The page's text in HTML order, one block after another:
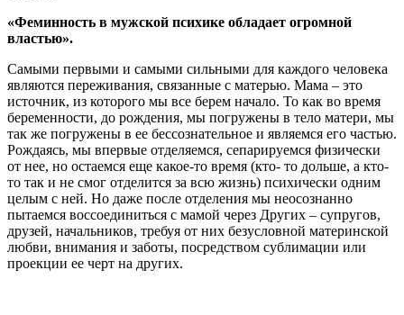
«Феминность в мужской психике обладает огромной
властью».
Самыми первыми и самыми сильными для каждого человека
являются переживания, связанные с матерью. Мама – это
источник, из которого мы все берем начало. То как во время
беременности, до рождения, мы погружены в тело матери, мы
так же погружены в ее бессознательное и являемся его частью.
Рождаясь, мы впервые отделяемся, сепарируемся физически
от нее, но остаемся еще какое-то время (кто- то дольше, а кто-
то так и не смог отделится за всю жизнь) психически одним
целым с ней. Но даже после отделения мы неосознанно
пытаемся воссоединиться с мамой через Других – супругов,
друзей, начальников, требуя от них безусловной материнской
любви, внимания и заботы, посредством сублимации или
проекции ее черт на других.